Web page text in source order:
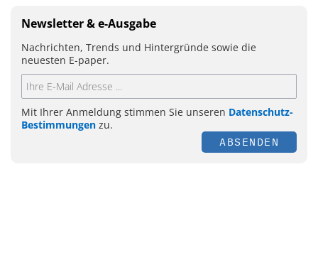
Newsletter & e-Ausgabe
Nachrichten, Trends und Hintergründe sowie die
neuesten E-paper.
Mit Ihrer Anmeldung stimmen Sie unseren Datenschutz-
Bestimmungen zu.
ABSENDEN